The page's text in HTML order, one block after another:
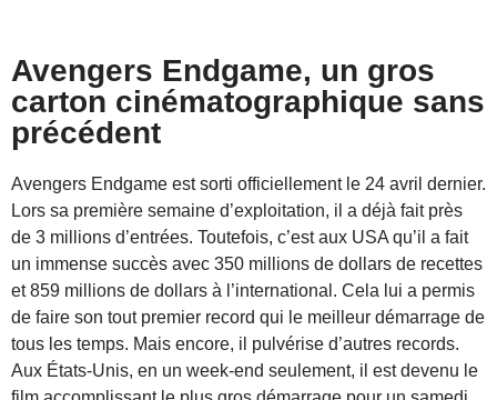
Avengers Endgame, un gros
carton cinématographique sans
précédent
Avengers Endgame est sorti officiellement le 24 avril dernier.
Lors sa première semaine d’exploitation, il a déjà fait près
de 3 millions d’entrées. Toutefois, c’est aux USA qu’il a fait
un immense succès avec 350 millions de dollars de recettes
et 859 millions de dollars à l’international. Cela lui a permis
de faire son tout premier record qui le meilleur démarrage de
tous les temps. Mais encore, il pulvérise d’autres records.
Aux États-Unis, en un week-end seulement, il est devenu le